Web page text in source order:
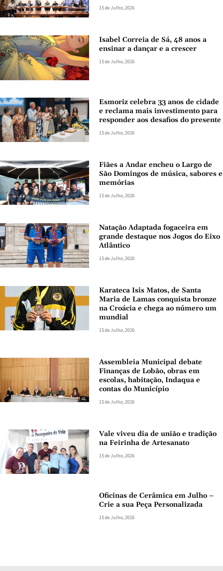
15 de Julho, 2026
Isabel Correia de Sá, 48 anos a
ensinar a dançar e a crescer
15 de Julho, 2026
Esmoriz celebra 33 anos de cidade
e reclama mais investimento para
responder aos desafios do presente
15 de Julho, 2026
Fiães a Andar encheu o Largo de
São Domingos de música, sabores e
memórias
15 de Julho, 2026
Natação Adaptada fogaceira em
grande destaque nos Jogos do Eixo
Atlântico
15 de Julho, 2026
Karateca Isis Matos, de Santa
Maria de Lamas conquista bronze
na Croácia e chega ao número um
mundial
15 de Julho, 2026
Assembleia Municipal debate
Finanças de Lobão, obras em
escolas, habitação, Indaqua e
contas do Município
15 de Julho, 2026
Vale viveu dia de união e tradição
na Feirinha de Artesanato
15 de Julho, 2026
Oficinas de Cerâmica em Julho –
Crie a sua Peça Personalizada
15 de Julho, 2026